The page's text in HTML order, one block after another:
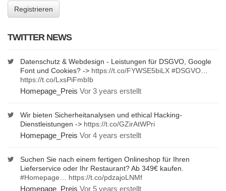
TWITTER NEWS
Datenschutz & Webdesign - Leistungen für DSGVO, Google
Font und Cookies? -> https://t.co/FYWSE5biLX #DSGVO
https://t.co/LxsPiFmbIb
Homepage_Preis Vor 3 years erstellt
Wir bieten Sicherheitanalysen und ethical Hacking-
Dienstleistungen -> https://t.co/GZirAtWPri
Homepage_Preis Vor 4 years erstellt
Suchen Sie nach einem fertigen Onlineshop für Ihren
Lieferservice oder Ihr Restaurant? Ab 349€ kaufen.
#Homepage
https://t.co/pdzajoLNMf
Homepage_Preis Vor 5 years erstellt